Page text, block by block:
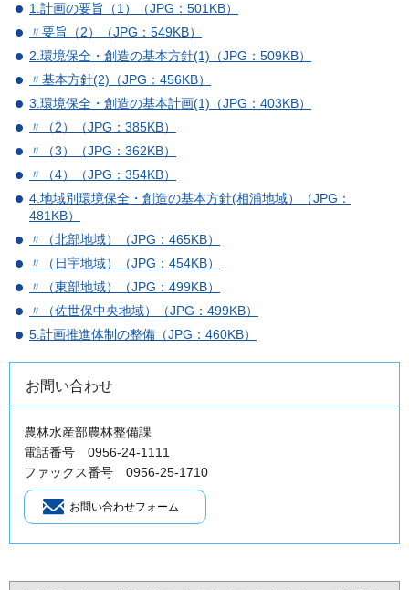
1.計画の要旨（1）（JPG：501KB）
〃要旨（2）（JPG：549KB）
2.環境保全・創造の基本方針(1)（JPG：509KB）
〃基本方針(2)（JPG：456KB）
3.環境保全・創造の基本計画(1)（JPG：403KB）
〃（2）（JPG：385KB）
〃（3）（JPG：362KB）
〃（4）（JPG：354KB）
4.地域別環境保全・創造の基本方針(相浦地域）（JPG：
481KB）
〃（北部地域）（JPG：465KB）
〃（日宇地域）（JPG：454KB）
〃（東部地域）（JPG：499KB）
〃（佐世保中央地域）（JPG：499KB）
5.計画推進体制の整備（JPG：460KB）
お問い合わせ
農林水産部農林整備課
電話番号 0956-24-1111
ファックス番号 0956-25-1710